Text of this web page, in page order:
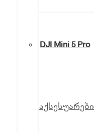
DJI Mini 5 Pro
აქსესუარები